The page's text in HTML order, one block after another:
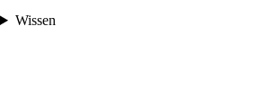
Wissen